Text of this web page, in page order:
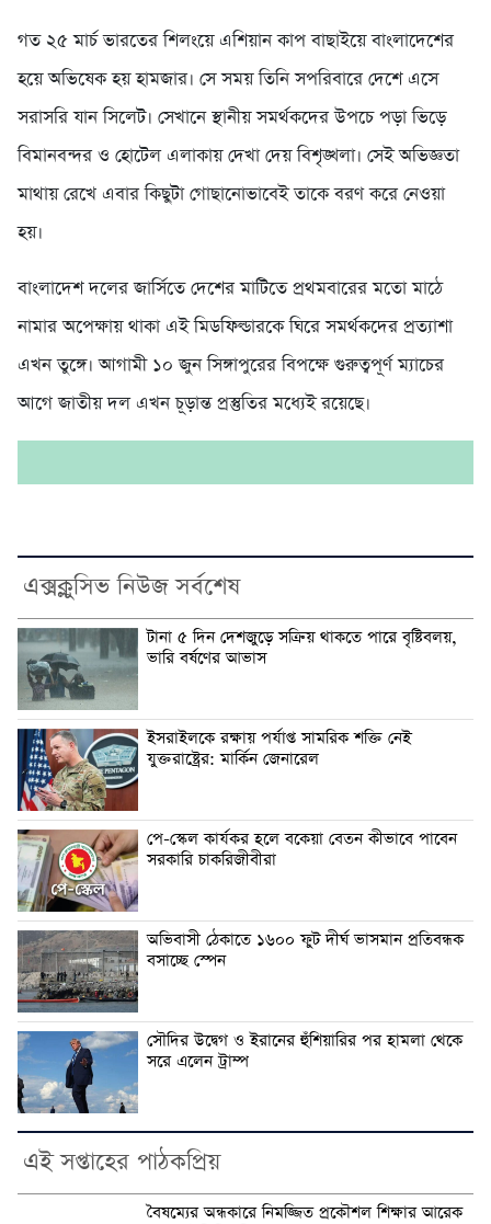
গত ২৫ মার্চ ভারতের শিলংয়ে এশিয়ান কাপ বাছাইয়ে বাংলাদেশের
হয়ে অভিষেক হয় হামজার। সে সময় তিনি সপরিবারে দেশে এসে
সরাসরি যান সিলেট। সেখানে স্থানীয় সমর্থকদের উপচে পড়া ভিড়ে
বিমানবন্দর ও হোটেল এলাকায় দেখা দেয় বিশৃঙ্খলা। সেই অভিজ্ঞতা
মাথায় রেখে এবার কিছুটা গোছানোভাবেই তাকে বরণ করে নেওয়া
হয়।
বাংলাদেশ দলের জার্সিতে দেশের মাটিতে প্রথমবারের মতো মাঠে
নামার অপেক্ষায় থাকা এই মিডফিল্ডারকে ঘিরে সমর্থকদের প্রত্যাশা
এখন তুঙ্গে। আগামী ১০ জুন সিঙ্গাপুরের বিপক্ষে গুরুত্বপূর্ণ ম্যাচের
আগে জাতীয় দল এখন চূড়ান্ত প্রস্তুতির মধ্যেই রয়েছে।
এক্সক্লুসিভ নিউজ সর্বশেষ
টানা ৫ দিন দেশজুড়ে সক্রিয় থাকতে পারে বৃষ্টিবলয়,
ভারি বর্ষণের আভাস
ইসরাইলকে রক্ষায় পর্যাপ্ত সামরিক শক্তি নেই
যুক্তরাষ্ট্রের: মার্কিন জেনারেল
পে-স্কেল কার্যকর হলে বকেয়া বেতন কীভাবে পাবেন
সরকারি চাকরিজীবীরা
অভিবাসী ঠেকাতে ১৬০০ ফুট দীর্ঘ ভাসমান প্রতিবন্ধক
বসাচ্ছে স্পেন
সৌদির উদ্বেগ ও ইরানের হুঁশিয়ারির পর হামলা থেকে
সরে এলেন ট্রাম্প
এই সপ্তাহের পাঠকপ্রিয়
বৈষম্যের অন্ধকারে নিমজ্জিত প্রকৌশল শিক্ষার আরেক